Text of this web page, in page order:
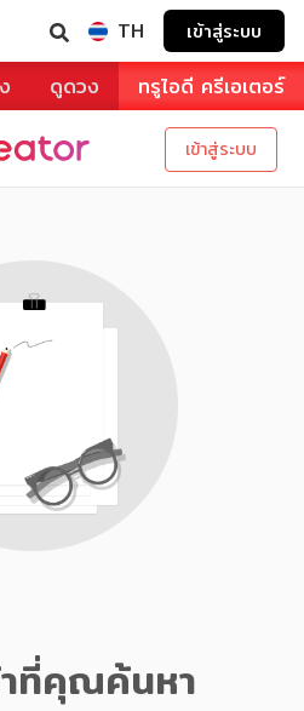
TH เข้าสู่ระบบ
ดูดวง ทรูไอดี ครีเอเตอร์
เข้าสู่ระบบ
าที่คุณค้นหา